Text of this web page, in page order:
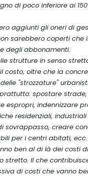
di poco inferiore ai
aggiunti gli oneri di
sarebbero coperti che
degli abbonamenti.
strutture in senso
costo, oltre che la
"strozzature"
spostare
espropri, indennizzare
residenziali, industriali
sovrappasso, creare
per i centri abitati,
ben al di là dei costi
stretto. Il che
di costi che vanno